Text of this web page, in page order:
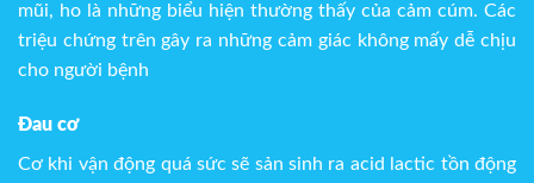
mũi, ho là những biểu hiện thường thấy của cảm cúm. Các
triệu chứng trên gây ra những cảm giác không mấy dễ chịu
cho người bệnh
Đau cơ
Cơ khi vận động quá sức sẽ sản sinh ra acid lactic tồn động